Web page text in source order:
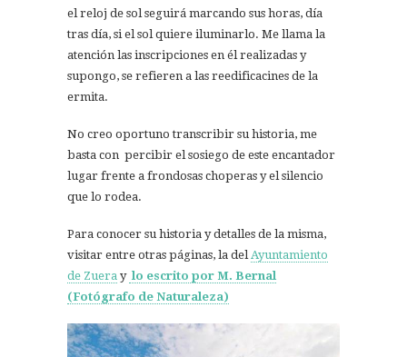
el reloj de sol seguirá marcando sus horas, día
tras día, si el sol quiere iluminarlo. Me llama la
atención las inscripciones en él realizadas y
supongo, se refieren a las reedificacines de la
ermita.
No creo oportuno transcribir su historia, me
basta con percibir el sosiego de este encantador
lugar frente a frondosas choperas y el silencio
que lo rodea.
Para conocer su historia y detalles de la misma,
visitar entre otras páginas, la del Ayuntamiento
de Zuera y lo escrito por M. Bernal
(Fotógrafo de Naturaleza)